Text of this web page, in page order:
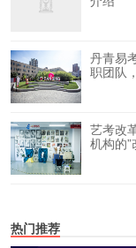
丹青易
职团队
艺考改
机构的”
热门推荐